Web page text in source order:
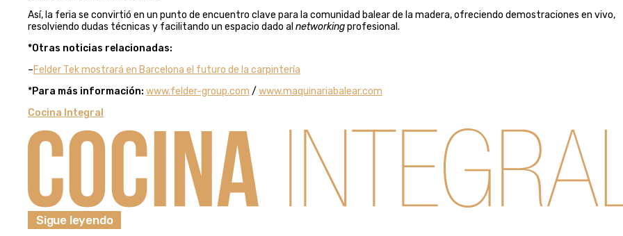
Así, la feria se convirtió en un punto de encuentro clave para la comunidad balear de la madera, ofreciendo demostraciones en vivo,
resolviendo dudas técnicas y facilitando un espacio dado al networkingprofesional.
*Otras noticias relacionadas:
–Felder Tek mostrará en Barcelona el futuro de la carpintería
*Para más información: www.felder-group.com / www.maquinariabalear.com
Cocina Integral
Sigue leyendo